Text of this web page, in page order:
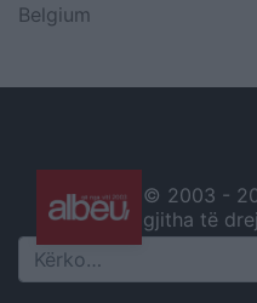
Belgium
© 2003 -
gjitha të
Search